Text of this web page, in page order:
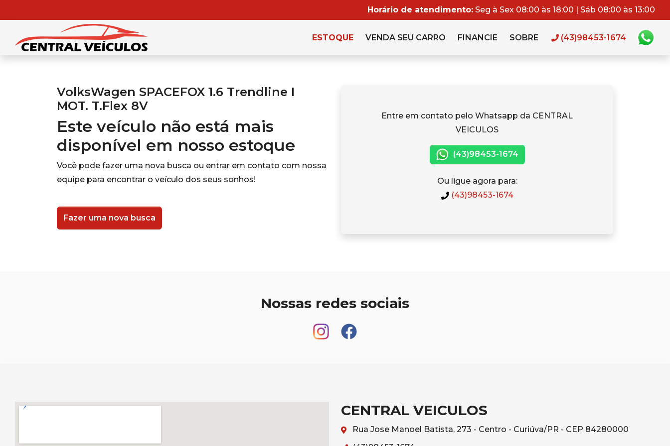
Horário de atendimento: Seg à Sex 08:00 às 18:00 | Sáb 08:00 às 13:00
ESTOQUE VENDA SEU CARRO FINANCIE SOBRE (43)98453-1674
VolksWagen SPACEFOX 1.6 Trendline I
MOT. T.Flex 8V
Este veículo não está mais
disponível em nosso estoque
Você pode fazer uma nova busca ou entrar em contato com nossa
equipe para encontrar o veículo dos seus sonhos!
Fazer uma nova busca
Entre em contato pelo Whatsapp da CENTRAL
VEICULOS
(43)98453-1674
Ou ligue agora para:
(43)98453-1674
Nossas redes sociais
CENTRAL VEICULOS
Rua Jose Manoel Batista, 273 - Centro - Curiúva/PR - CEP 84280000